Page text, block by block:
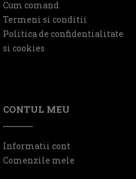
Cum comand
Termeni si conditii
Politica de confidentialitate
si cookies
CONTUL MEU
Informatii cont
Comenzile mele